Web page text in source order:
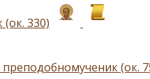
330)
(ок.